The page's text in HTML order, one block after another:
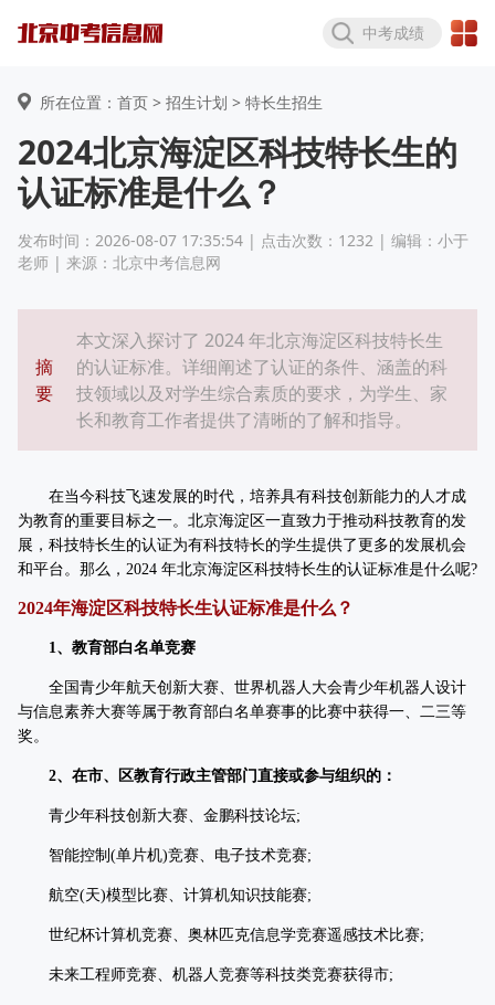
中考成绩
所在位置：首页 > 招生计划 > 特长生招生
2024北京海淀区科技特长生的
认证标准是什么？
发布时间：2026-08-07 17:35:54 | 点击次数：1232 | 编辑：小于
老师 | 来源：北京中考信息网
摘
要
本文深入探讨了 2024 年北京海淀区科技特长生
的认证标准。详细阐述了认证的条件、涵盖的科
技领域以及对学生综合素质的要求，为学生、家
长和教育工作者提供了清晰的了解和指导。
在当今科技飞速发展的时代，培养具有科技创新能力的人才成
为教育的重要目标之一。北京海淀区一直致力于推动科技教育的发
展，科技特长生的认证为有科技特长的学生提供了更多的发展机会
和平台。那么，2024 年北京海淀区科技特长生的认证标准是什么呢?
2024年海淀区科技特长生认证标准是什么？
1、教育部白名单竞赛
全国青少年航天创新大赛、世界机器人大会青少年机器人设计
与信息素养大赛等属于教育部白名单赛事的比赛中获得一、二三等
奖。
2、在市、区教育行政主管部门直接或参与组织的：
青少年科技创新大赛、金鹏科技论坛;
智能控制(单片机)竞赛、电子技术竞赛;
航空(天)模型比赛、计算机知识技能赛;
世纪杯计算机竞赛、奥林匹克信息学竞赛遥感技术比赛;
未来工程师竞赛、机器人竞赛等科技类竞赛获得市;